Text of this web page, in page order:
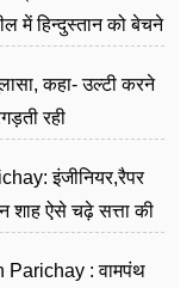
में हिन्दुस्तान को बेचने
कहा- उल्टी करने
रही
इंजीनियर,रैपर
शाह ऐसे चढ़े सत्ता की
: वामपंथ